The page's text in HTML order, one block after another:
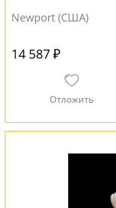
Newport (США)
14 587 ₽